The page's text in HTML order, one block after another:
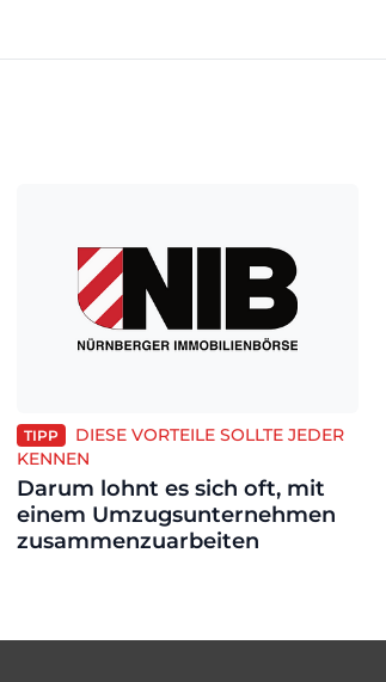
TIPP
DIESE VORTEILE SOLLTE JEDER
KENNEN
Darum lohnt es sich oft, mit
einem Umzugsunternehmen
zusammenzuarbeiten